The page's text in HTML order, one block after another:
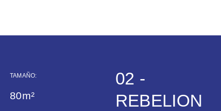
TAMAÑO:
80m²
02 -
REBELION